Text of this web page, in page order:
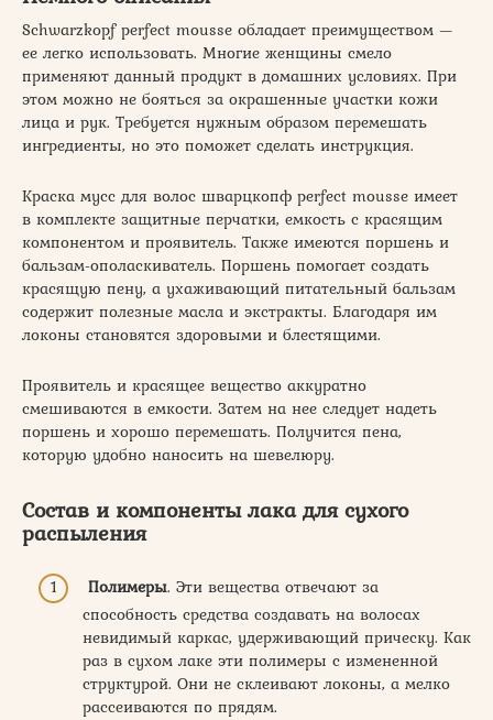
Schwarzkopf perfect mousse обладает преимуществом —
ее легко использовать. Многие женщины смело
применяют данный продукт в домашних условиях. При
этом можно не бояться за окрашенные участки кожи
лица и рук. Требуется нужным образом перемешать
ингредиенты, но это поможет сделать инструкция.
Краска мусс для волос шварцкопф perfect mousse имеет
в комплекте защитные перчатки, емкость с красящим
компонентом и проявитель. Также имеются поршень и
бальзам-ополаскиватель. Поршень помогает создать
красящую пену, а ухаживающий питательный бальзам
содержит полезные масла и экстракты. Благодаря им
локоны становятся здоровыми и блестящими.
Проявитель и красящее вещество аккуратно
смешиваются в емкости. Затем на нее следует надеть
поршень и хорошо перемешать. Получится пена,
которую удобно наносить на шевелюру.
Состав и компоненты лака для сухого
распыления
Полимеры. Эти вещества отвечают за
способность средства создавать на волосах
невидимый каркас, удерживающий прическу. Как
раз в сухом лаке эти полимеры с измененной
структурой. Они не склеивают локоны, а мелко
рассеиваются по прядям.